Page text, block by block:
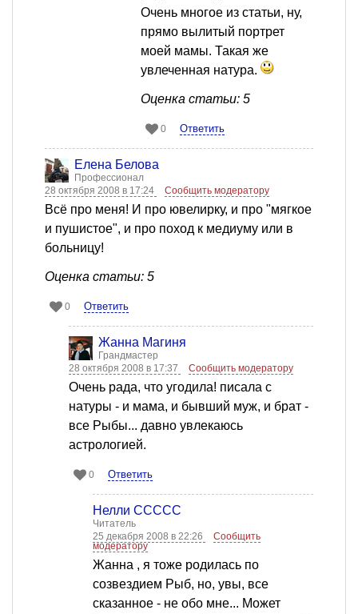
Очень многое из статьи, ну,
прямо вылитый портрет
моей мамы. Такая же
увлеченная натура.
Оценка статьи: 5
0 Ответить
Елена Белова
Профессионал
28 октября 2008 в 17:24
Сообщить модератору
Всё про меня! И про ювелирку, и про "мягкое
и пушистое", и про поход к медиуму или в
больницу!
Оценка статьи: 5
0 Ответить
Жанна Магиня
Грандмастер
28 октября 2008 в 17:37
Сообщить модератору
Очень рада, что угодила! писала с
натуры - и мама, и бывший муж, и брат -
все Рыбы... давно увлекаюсь
астрологией.
0 Ответить
Нелли ССССС
Читатель
25 декабря 2008 в 22:26
Сообщить
модератору
Жанна , я тоже родилась по
созвездием Рыб, но, увы, все
сказанное - не обо мне... Может